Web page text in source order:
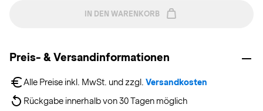
IN DEN WARENKORB
Preis- & Versandinformationen
Alle Preise inkl. MwSt. und zzgl. Versandkosten
Rückgabe innerhalb von 30 Tagen möglich